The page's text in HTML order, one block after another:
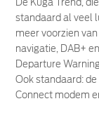
De Kuga Trend,
standaard al veel
meer voorzien
navigatie, DAB+
Departure
Ook standaard:
Connect modem